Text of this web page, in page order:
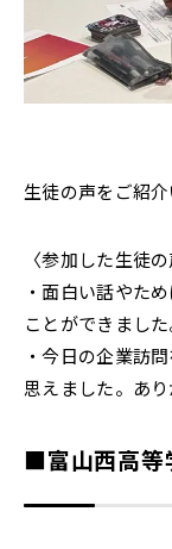
生徒の声をご紹介
〈参加した生徒の
・面白い話やた
ことができました
・今日の企業訪
思えました。あり
■富山西高等